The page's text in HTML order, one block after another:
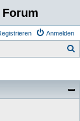
Anmelden